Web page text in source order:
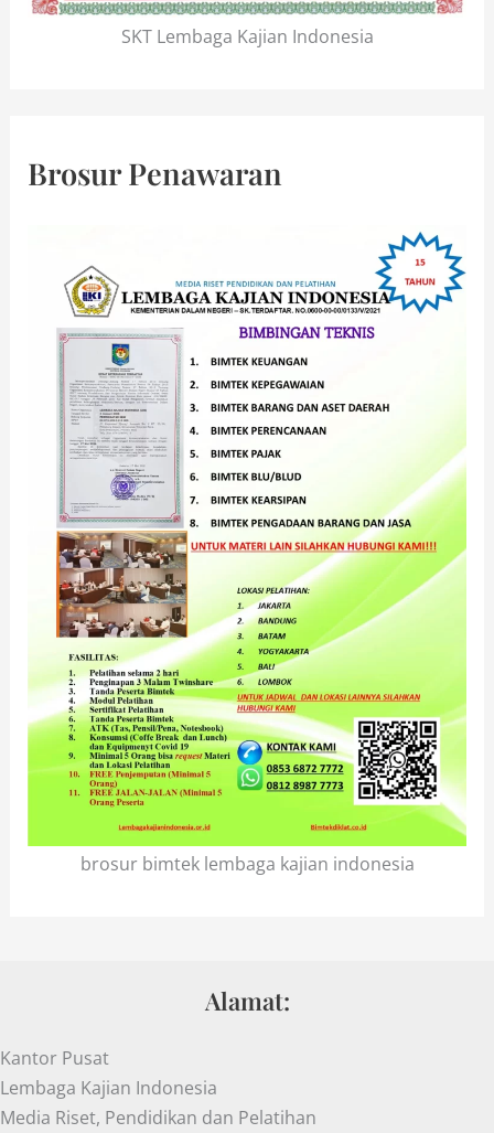
SKT Lembaga Kajian Indonesia
Brosur Penawaran
brosur bimtek lembaga kajian indonesia
Alamat:
Kantor Pusat
Lembaga Kajian Indonesia
Media Riset, Pendidikan dan Pelatihan